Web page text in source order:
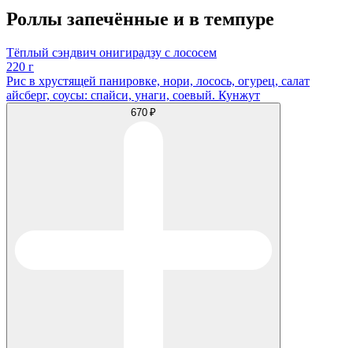
Роллы запечённые и в темпуре
Тёплый сэндвич онигирадзу с лососем
220 г
Рис в хрустящей панировке, нори, лосось, огурец, салат
айсберг, соусы: спайси, унаги, соевый. Кунжут
670 ₽